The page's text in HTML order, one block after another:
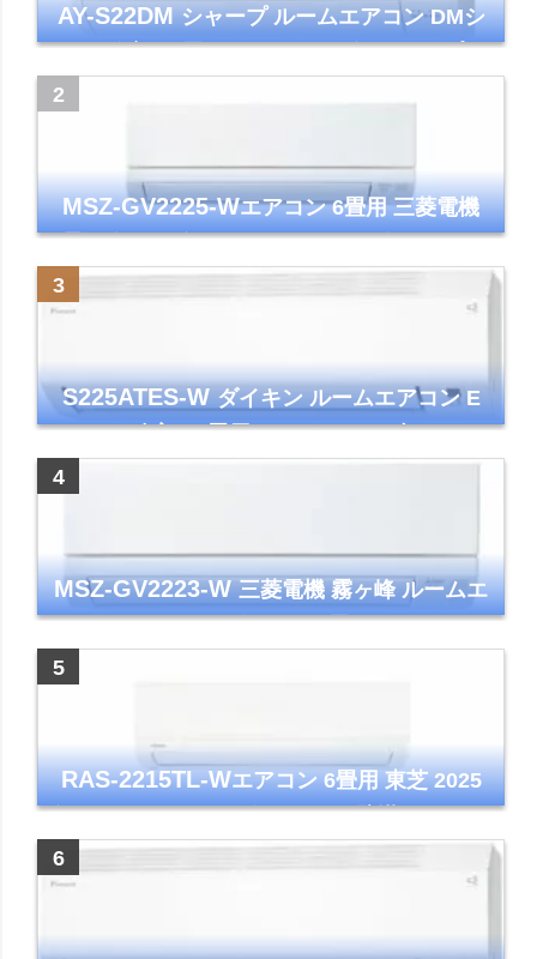
AY-S22DMシャープ ルームエアコン DMシ
リーズ 主に6畳 ホワイト 2024年モデル プラ
MSZ-GV2225-Wエアコン 6畳用 三菱電機
霧ヶ峰 2025年モデル GVシリーズ ピュアホ
ワイト 清潔 除湿 単相100V
S225ATES-Wダイキン ルームエアコン E
シリーズ 主に6畳用 ホワイト 2025年モデル
MSZ-GV2223-W三菱電機 霧ヶ峰 ルームエ
アコン GVシリーズ おもに6畳用 ピュアホワ
RAS-2215TL-Wエアコン 6畳用 東芝 2025
年モデル TLシリーズ ホワイト 壁掛け クーラ
ー コンパクト 清潔